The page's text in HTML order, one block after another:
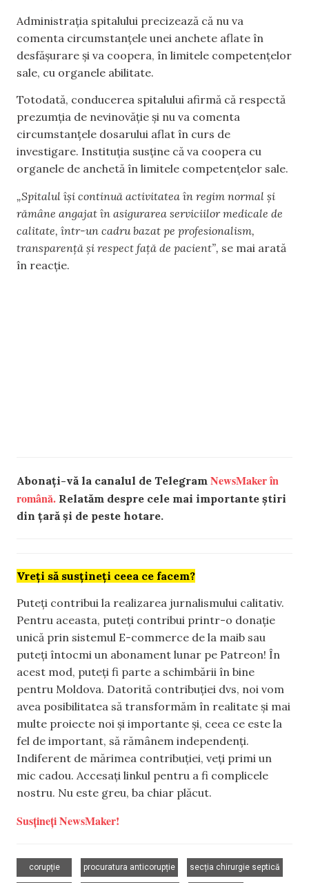
Administrația spitalului precizează că nu va
comenta circumstanțele unei anchete aflate în
desfășurare și va coopera, în limitele competențelor
sale, cu organele abilitate.
Totodată, conducerea spitalului afirmă că respectă
prezumția de nevinovăție și nu va comenta
circumstanțele dosarului aflat în curs de
investigare. Instituția susține că va coopera cu
organele de anchetă în limitele competențelor sale.
„Spitalul își continuă activitatea în regim normal și
rămâne angajat în asigurarea serviciilor medicale de
calitate, într-un cadru bazat pe profesionalism,
transparență și respect față de pacient”, se mai arată
în reacție.
Abonați-vă la canalul de Telegram NewsMaker în
română. Relatăm despre cele mai importante știri
din țară și de peste hotare.
Vreți să susțineți ceea ce facem?
Puteți contribui la realizarea jurnalismului calitativ.
Pentru aceasta, puteți contribui printr-o donație
unică prin sistemul E-commerce de la maib sau
puteți întocmi un abonament lunar pe Patreon! În
acest mod, puteți fi parte a schimbării în bine
pentru Moldova. Datorită contribuției dvs, noi vom
avea posibilitatea să transformăm în realitate și mai
multe proiecte noi și importante și, ceea ce este la
fel de important, să rămânem independenți.
Indiferent de mărimea contribuției, veți primi un
mic cadou. Accesați linkul pentru a fi complicele
nostru. Nu este greu, ba chiar plăcut.
Susțineți NewsMaker!
corupție
procuratura anticorupție
secția chirurgie septică